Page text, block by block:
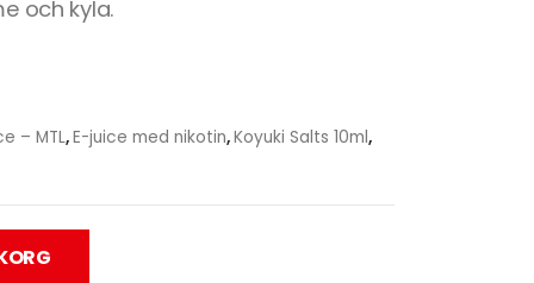
och kyla.
– MTL,E-juice med nikotin,Koyuki Salts 10ml,